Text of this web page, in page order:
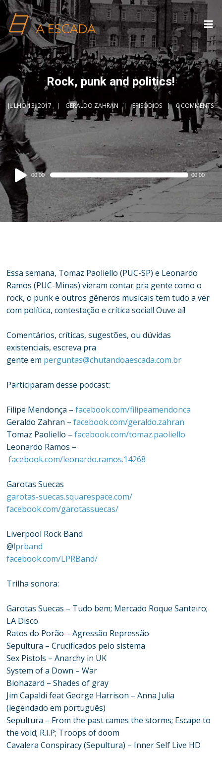
Rock, punk and politics!
JULHO 13, 2017 GERALDO ZAHRAN EPISÓDIOS 0 COMMENTS
Audio
Player
00:00 00:00
Essa semana, Tomaz Paoliello (PUC-SP) e Leonardo
Ramos (PUC-Minas) vieram contar pra gente como o
rock, o punk e outros gêneros musicais tem tudo a ver
com política, contestação e crítica social! Ouve aí!
Comentários, críticas, sugestões, ou dúvidas
existenciais, escreva pra
gente em perguntas@chutandoaescada.com.br
Participaram desse podcast:
Filipe Mendonça –facebook.com/filipeamendonca
Geraldo Zahran –facebook.com/geraldo.zahran
Tomaz Paoliello –facebook.com/tomaz.paoliello
Leonardo Ramos –
facebook.com/leonardo.ramos.14268
Garotas Suecas
garotas-suecas.squarespace.com/
facebook.com/garotassuecas/
Liverpool Rock Band
@lprband
facebook.com/LPRBand/
Trilha sonora:
Garotas Suecas – Tudo bem; Mercado Roque Santeiro;
LA Disco
Ratos do Porão – Agressão Repressão
Sepultura – Crucificados pelo sistema
Sex Pistols – Anarchy in UK
System of a Down – War
Biohazard – Shades of gray
Jim Capaldi feat George Harrison – Anna Julia
(legendado em português)
Sepultura – From the past cames the storms; Escape to
the void; R.I.P; Troops of doom
Cavalera Conspiracy (Sepultura) – Inner Self Live HD